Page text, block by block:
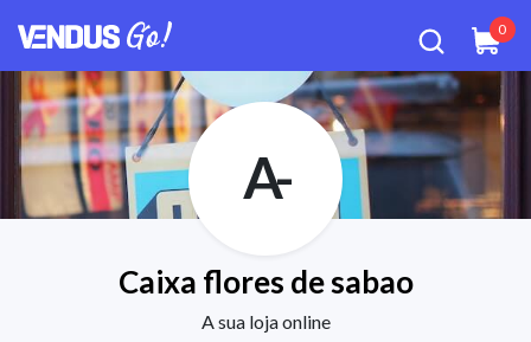
0
A-
Caixa flores de sabao
A sua loja online